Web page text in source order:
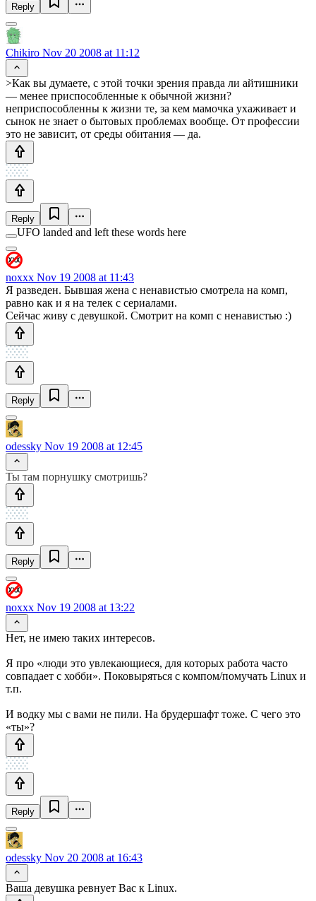
Reply
Chikiro Nov 20 2008 at 11:12
>Как вы думаете, с этой точки зрения правда ли айтишники
— менее приспособленные к обычной жизни?
неприспособленны к жизни те, за кем мамочка ухаживает и
сынок не знает о бытовых проблемах вообще. От профессии
это не зависит, от среды обитания — да.
Reply
UFO landed and left these words here
noxxx Nov 19 2008 at 11:43
Я разведен. Бывшая жена с ненавистью смотрела на комп,
равно как и я на телек с сериалами.
Сейчас живу с девушкой. Смотрит на комп с ненавистью :)
Reply
odessky Nov 19 2008 at 12:45
Ты там порнушку смотришь?
Reply
noxxx Nov 19 2008 at 13:22
Нет, не имею таких интересов.
Я про «люди это увлекающиеся, для которых работа часто
совпадает с хобби». Поковыряться с компом/помучать Linux и
т.п.
И водку мы с вами не пили. На брудершафт тоже. С чего это
«ты»?
Reply
odessky Nov 20 2008 at 16:43
Ваша девушка ревнует Вас к Linux.